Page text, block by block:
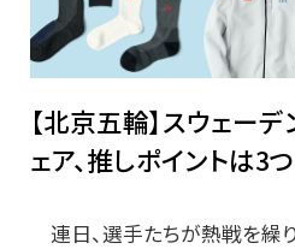
【北京五輪】スウェー
ェア、推しポイントは3つ
連日、選手たちが熱戦を繰